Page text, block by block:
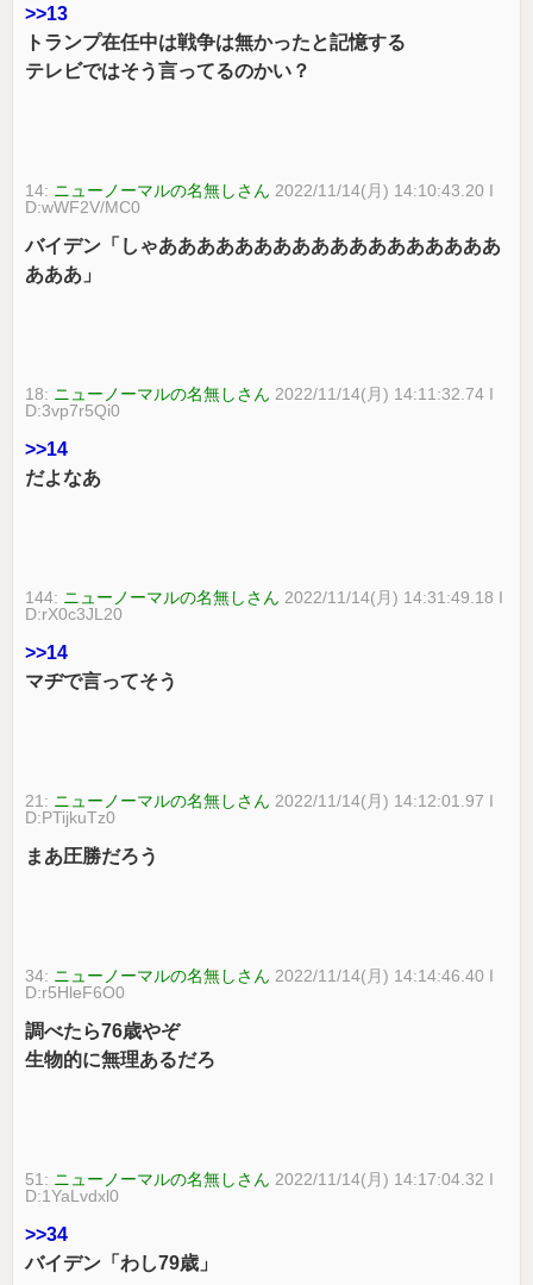
>>13
トランプ在任中は戦争は無かったと記憶する
テレビではそう言ってるのかい？
14: ニューノーマルの名無しさん 2022/11/14(月) 14:10:43.20 I
D:wWF2V/MC0
バイデン「しゃああああああああああああああああああ
あああ」
18: ニューノーマルの名無しさん 2022/11/14(月) 14:11:32.74 I
D:3vp7r5Qi0
>>14
だよなあ
144: ニューノーマルの名無しさん 2022/11/14(月) 14:31:49.18 I
D:rX0c3JL20
>>14
マヂで言ってそう
21: ニューノーマルの名無しさん 2022/11/14(月) 14:12:01.97 I
D:PTijkuTz0
まあ圧勝だろう
34: ニューノーマルの名無しさん 2022/11/14(月) 14:14:46.40 I
D:r5HleF6O0
調べたら76歳やぞ
生物的に無理あるだろ
51: ニューノーマルの名無しさん 2022/11/14(月) 14:17:04.32 I
D:1YaLvdxl0
>>34
バイデン「わし79歳」